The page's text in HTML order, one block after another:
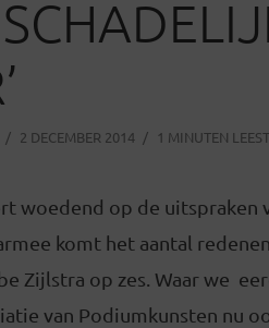
2 DECEMBER 2014 1 MINUTEN
woedend op de uitspraken
komt het aantal
Zijlstra op zes. Waar we
van Podiumkunsten nu